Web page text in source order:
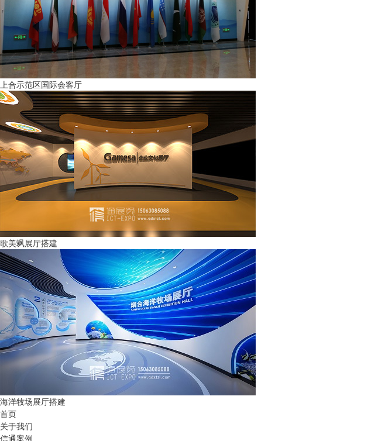
上合示范区国际会客厅
歌美飒展厅搭建
海洋牧场展厅搭建
首页
关于我们
信通案例